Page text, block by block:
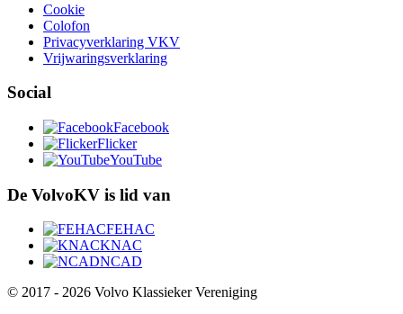
Cookie
Colofon
Privacyverklaring VKV
Vrijwaringsverklaring
Social
Facebook
Flicker
YouTube
De VolvoKV is lid van
FEHAC
KNAC
NCAD
© 2017 - 2026 Volvo Klassieker Vereniging